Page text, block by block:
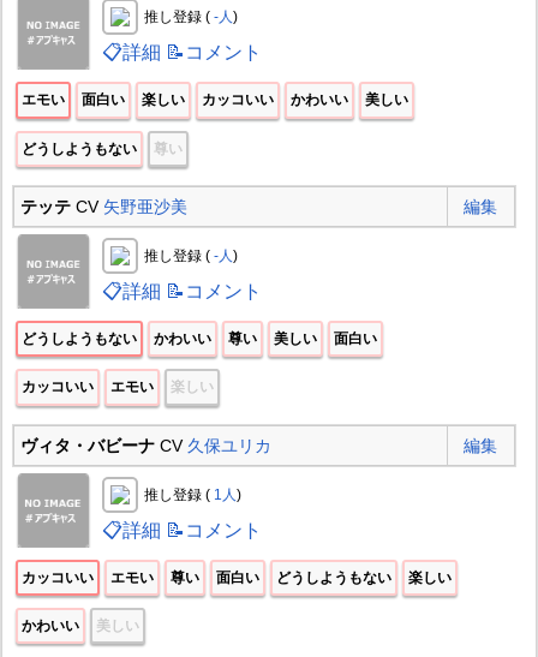
推し登録 ( -人)
📋詳細 📝コメント
エモい 面白い 楽しい カッコいい かわいい 美しい
どうしようもない 尊い
テッテCV 矢野亜沙美 編集
推し登録 ( -人)
📋詳細 📝コメント
どうしようもない かわいい 尊い 美しい 面白い
カッコいい エモい 楽しい
ヴィタ・バビーナCV 久保ユリカ 編集
推し登録 ( 1人)
📋詳細 📝コメント
カッコいい エモい 尊い 面白い どうしようもない 楽しい
かわいい 美しい